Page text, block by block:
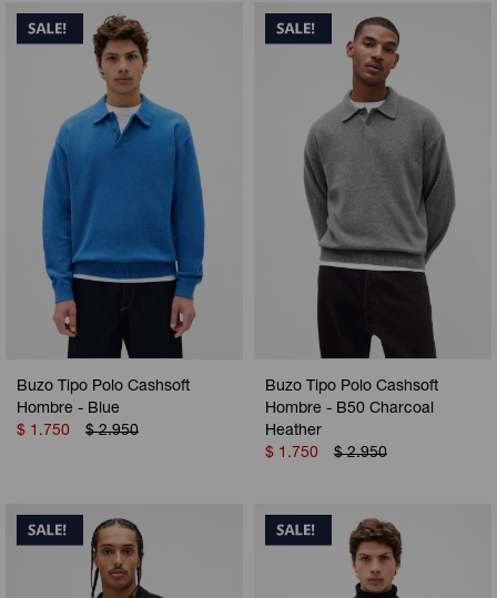
Buzo Tipo Polo Cashsoft
Hombre - Blue
$ 1.750 $ 2.950
Buzo Tipo Polo Cashsoft
Hombre - B50 Charcoal
Heather
$ 1.750 $ 2.950